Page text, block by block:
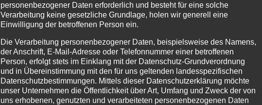
personenbezogener Daten erforderlich und besteht für eine solche
Verarbeitung keine gesetzliche Grundlage, holen wir generell eine
Einwilligung der betroffenen Person ein.
Die Verarbeitung personenbezogener Daten, beispielsweise des Namens,
der Anschrift, E-Mail-Adresse oder Telefonnummer einer betroffenen
Person, erfolgt stets im Einklang mit der Datenschutz-Grundverordnung
und in Übereinstimmung mit den für uns geltenden landesspezifischen
Datenschutzbestimmungen. Mittels dieser Datenschutzerklärung möchte
unser Unternehmen die Öffentlichkeit über Art, Umfang und Zweck der von
uns erhobenen, genutzten und verarbeiteten personenbezogenen Daten